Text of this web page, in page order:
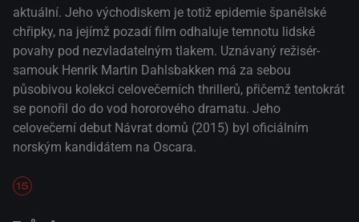
aktuální. Jeho východiskem je totiž epidemie španělské
chřipky, na jejímž pozadí film odhaluje temnotu lidské
povahy pod nezvladatelným tlakem. Uznávaný režisér-
samouk Henrik Martin Dahlsbakken má za sebou
působivou kolekci celovečerních thrillerů, přičemž tentokrát
se ponořil do do vod hororového dramatu. Jeho
celovečerní debut Návrat domů (2015) byl oficiálním
norským kandidátem na Oscara.